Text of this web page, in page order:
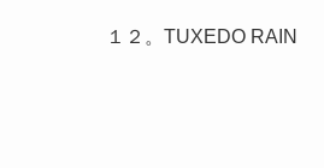
１２。TUXEDO RAIN